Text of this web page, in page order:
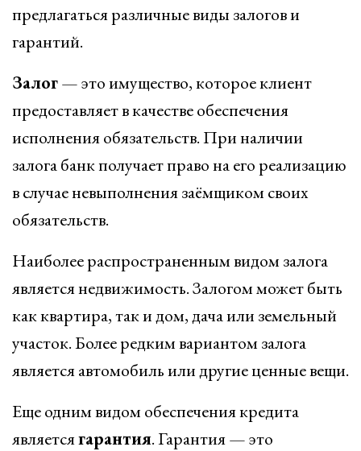
предлагаться различные виды залогов и
гарантий.
Залог— это имущество, которое клиент
предоставляет в качестве обеспечения
исполнения обязательств. При наличии
залога банк получает право на его реализацию
в случае невыполнения заёмщиком своих
обязательств.
Наиболее распространенным видом залога
является недвижимость. Залогом может быть
как квартира, так и дом, дача или земельный
участок. Более редким вариантом залога
является автомобиль или другие ценные вещи.
Еще одним видом обеспечения кредита
являетсягарантия. Гарантия — это